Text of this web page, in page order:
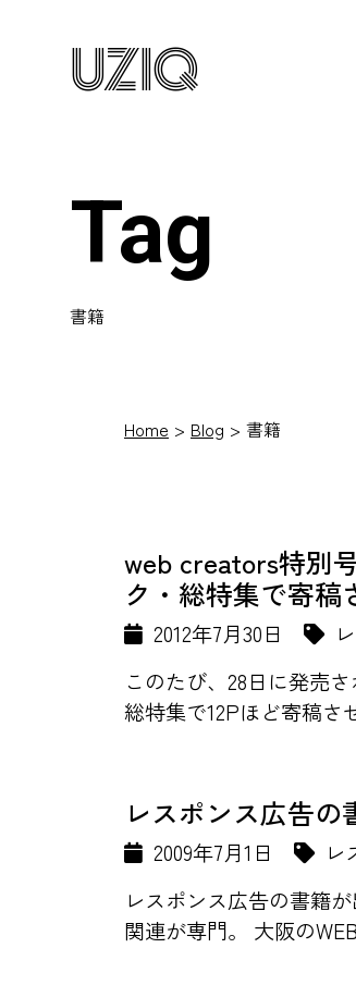
UZIQ
Tag
書籍
Home Blog 書籍
web creators特別
ク・総特集で寄稿
2012年7月30日
このたび、28日に発売
総特集で12Pほど寄稿
レスポンス広告の
2009年7月1日
レ
レスポンス広告の書籍
関連が専門。 大阪の